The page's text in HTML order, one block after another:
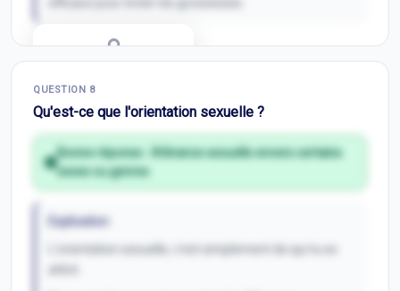
QUESTION 8
Qu'est-ce que l'orientation sexuelle ?
Bonne réponse :
Attirance sexuelle envers certains
sexes ou genres
Explication
L'orientation sexuelle, c'est simplement de qui tu es